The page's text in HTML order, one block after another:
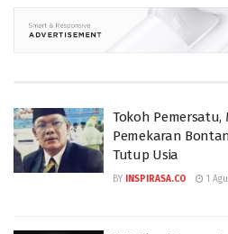
Tokoh Pemersatu,
Pemekaran
Tutup Usia
BY INSPIRASA.CO 1